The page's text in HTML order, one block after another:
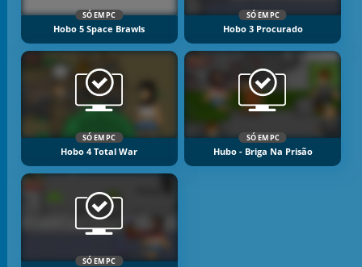
SÓ EM PC
Hobo 5 Space Brawls
SÓ EM PC
Hobo 3 Procurado
SÓ EM PC
Hobo 4 Total War
SÓ EM PC
Hubo - Briga Na Prisão
SÓ EM PC